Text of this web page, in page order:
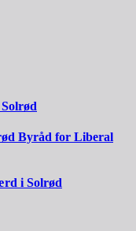
Byråd for Liberal
i Solrød